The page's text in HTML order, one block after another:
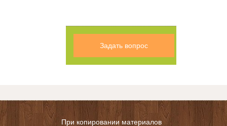
Задать вопрос
При копировании материалов